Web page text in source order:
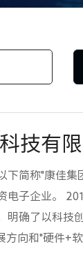
技有
下简称"康佳
电子企业。
明确了以科技
方向和"硬件+
科技园区业务